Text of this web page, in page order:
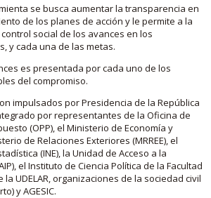
se busca aumentar la transparencia en
de los planes de acción y le permite a la
social de los avances en los
y cada una de las metas.
es presentada por cada uno de los
del compromiso.
impulsados por Presidencia de la República
por representantes de la Oficina de
(OPP), el Ministerio de Economía y
de Relaciones Exteriores (MRREE), el
(INE), la Unidad de Acceso a la
el Instituto de Ciencia Política de la Facultad
la UDELAR, organizaciones de la sociedad civil
y AGESIC.